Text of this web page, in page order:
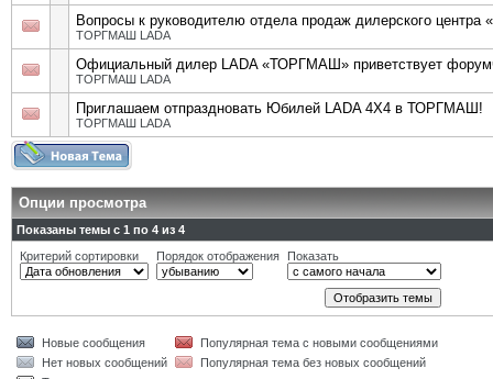
Вопросы к руководителю отдела продаж дилерского
ТОРГМАШ LADA
Официальный дилер LADA «ТОРГМАШ» приветствует
ТОРГМАШ LADA
Приглашаем отпраздновать Юбилей LADA 4X4 в ТОРГМАШ!
ТОРГМАШ LADA
Опции просмотра
Показаны темы с 1 по 4 из 4
Критерий сортировки
Порядок отображения Показать
Новые сообщения
Популярная тема с новыми сообщениями
Нет новых сообщений
Популярная тема без новых сообщений